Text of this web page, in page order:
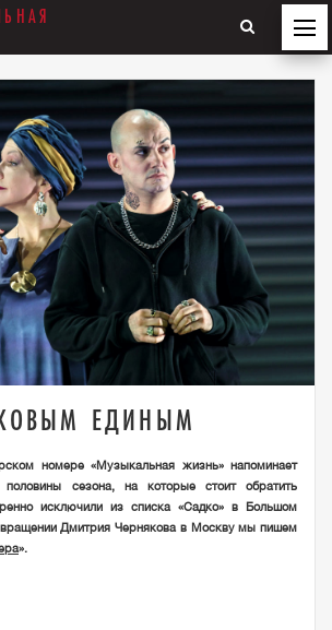
ЕДИНЫМ
номере «Музыкальная жизнь» напоминает
сезона, на которые стоит обратить
исключили из списка «Садко» в Большом
Дмитрия Чернякова в Москву мы пишем
».